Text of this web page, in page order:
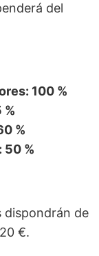
del
100 %
%
%
50 %
dispondrán de
€.